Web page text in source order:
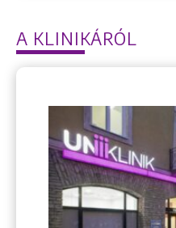
A KLINIKÁRÓL